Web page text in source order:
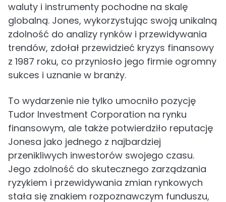
waluty i instrumenty pochodne na skalę
globalną. Jones, wykorzystując swoją unikalną
zdolność do analizy rynków i przewidywania
trendów, zdołał przewidzieć kryzys finansowy
z 1987 roku, co przyniosło jego firmie ogromny
sukces i uznanie w branży.
To wydarzenie nie tylko umocniło pozycję
Tudor Investment Corporation na rynku
finansowym, ale także potwierdziło reputację
Jonesa jako jednego z najbardziej
przenikliwych inwestorów swojego czasu.
Jego zdolność do skutecznego zarządzania
ryzykiem i przewidywania zmian rynkowych
stała się znakiem rozpoznawczym funduszu,